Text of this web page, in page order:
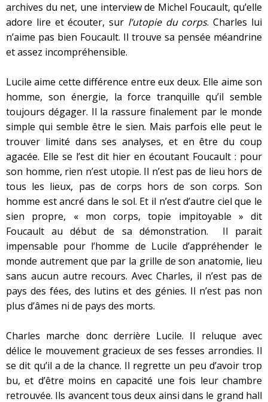
archives du net, une interview de Michel Foucault, qu’elle
adore lire et écouter, sur l’utopie du corps. Charles lui
n’aime pas bien Foucault. Il trouve sa pensée méandrine
et assez incompréhensible.
Lucile aime cette différence entre eux deux. Elle aime son
homme, son énergie, la force tranquille qu’il semble
toujours dégager. Il la rassure finalement par le monde
simple qui semble être le sien. Mais parfois elle peut le
trouver limité dans ses analyses, et en être du coup
agacée. Elle se l’est dit hier en écoutant Foucault : pour
son homme, rien n’est utopie. Il n’est pas de lieu hors de
tous les lieux, pas de corps hors de son corps. Son
homme est ancré dans le sol. Et il n’est d’autre ciel que le
sien propre, « mon corps, topie impitoyable » dit
Foucault au début de sa démonstration. Il parait
impensable pour l’homme de Lucile d’appréhender le
monde autrement que par la grille de son anatomie, lieu
sans aucun autre recours. Avec Charles, il n’est pas de
pays des fées, des lutins et des génies. Il n’est pas non
plus d’âmes ni de pays des morts.
Charles marche donc derrière Lucile. Il reluque avec
délice le mouvement gracieux de ses fesses arrondies. Il
se dit qu’il a de la chance. Il regrette un peu d’avoir trop
bu, et d’être moins en capacité une fois leur chambre
retrouvée. Ils avancent tous deux ainsi dans le grand hall